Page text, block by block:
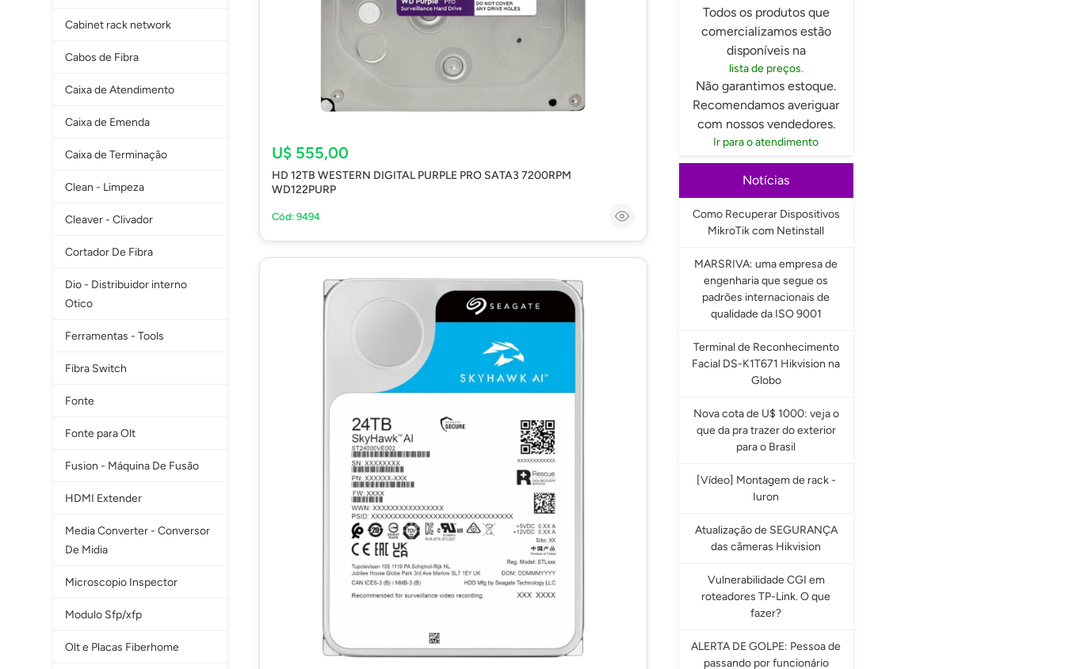
Cabinet rack network
Cabos de Fibra
Caixa de Atendimento
Caixa de Emenda
Caixa de Terminaçâo
Clean - Limpeza
Cleaver - Clivador
Cortador De Fibra
Dio - Distribuidor interno
Otico
Ferramentas - Tools
Fibra Switch
Fonte
Fonte para Olt
Fusion - Máquina De Fusão
HDMI Extender
Media Converter - Conversor
De Midia
Microscopio Inspector
Modulo Sfp/xfp
Olt e Placas Fiberhome
U$ 555,00
HD 12TB WESTERN DIGITAL PURPLE PRO SATA3 7200RPM
WD122PURP
Cód: 9494
Todos os produtos que
comercializamos estão
disponíveis na
lista de preços.
Não garantimos estoque.
Recomendamos averiguar
com nossos vendedores.
Ir para o atendimento
Notícias
Como Recuperar Dispositivos
MikroTik com Netinstall
MARSRIVA: uma empresa de
engenharia que segue os
padrões internacionais de
qualidade da ISO 9001
Terminal de Reconhecimento
Facial DS-K1T671 Hikvision na
Globo
Nova cota de U$ 1000: veja o
que da pra trazer do exterior
para o Brasil
[Vídeo] Montagem de rack -
Iuron
Atualização de SEGURANÇA
das câmeras Hikvision
Vulnerabilidade CGI em
roteadores TP-Link. O que
fazer?
ALERTA DE GOLPE: Pessoa de
passando por funcionário